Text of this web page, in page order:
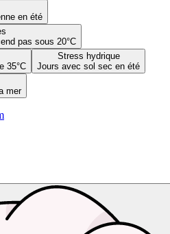
en été
pas sous 20°C
35°C
Stress hydrique
Jours avec sol sec en été
mer